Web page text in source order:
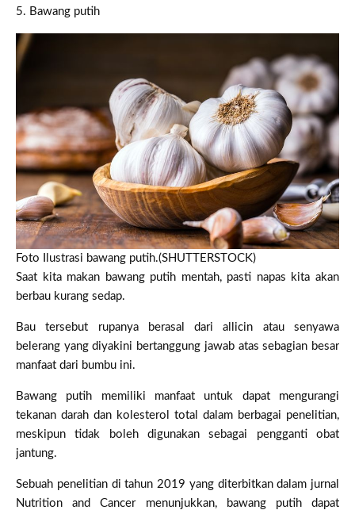
5. Bawang putih
Foto Ilustrasi bawang putih.(SHUTTERSTOCK)
Saat kita makan bawang putih mentah, pasti napas kita akan
berbau kurang sedap.
Bau tersebut rupanya berasal dari allicin atau senyawa
belerang yang diyakini bertanggung jawab atas sebagian besar
manfaat dari bumbu ini.
Bawang putih memiliki manfaat untuk dapat mengurangi
tekanan darah dan kolesterol total dalam berbagai penelitian,
meskipun tidak boleh digunakan sebagai pengganti obat
jantung.
Sebuah penelitian di tahun 2019 yang diterbitkan dalam jurnal
Nutrition and Cancer menunjukkan, bawang putih dapat